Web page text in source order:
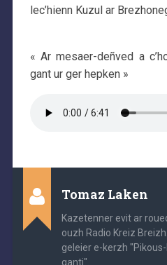
lec’hienn Kuzul ar
« Ar mesaer-deñved a
gant ur ger hepken »
Tomaz Laken
Kazetenner evit ar
ouzh Radio Kreiz
geleier e-kerzh "Pikous-
ganti".